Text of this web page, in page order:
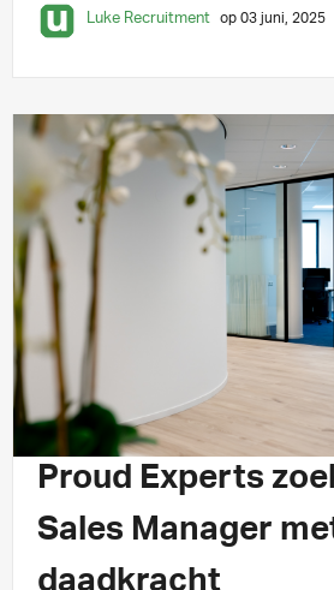
Luke Recruitment op 03 juni, 2025
KLANTCASE 3 min leestijd
Proud Experts
Sales Manager
daadkracht